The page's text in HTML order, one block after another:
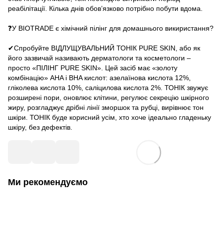
реабілітації. Кілька днів обов’язково потрібно побути вдома.
❓У BIOTRADE є хімічний пілінг для домашнього викиристання?
✔Спробуйте ВІДЛУЩУВАЛЬНИЙ ТОНІК PURE SKIN, або як
його зазвичай називають дерматологи та косметологи –
просто «ПІЛІНГ PURE SKIN». Цей засіб має «золоту
комбінацію» AHA і BHA кислот: азелаїнова кислота 12%,
гліколева кислота 10%, саліцилова кислота 2%. ТОНІК звужує
розширені пори, оновлює клітини, регулює секрецію шкірного
жиру, розгладжує дрібні лінії зморшок та рубці, вирівнює тон
шкіри. ТОНІК буде корисний усім, хто хоче ідеально гладеньку
шкіру, без дефектів.
Ми рекомендуємо